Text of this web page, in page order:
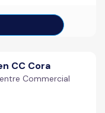
CC Cora
Commercial